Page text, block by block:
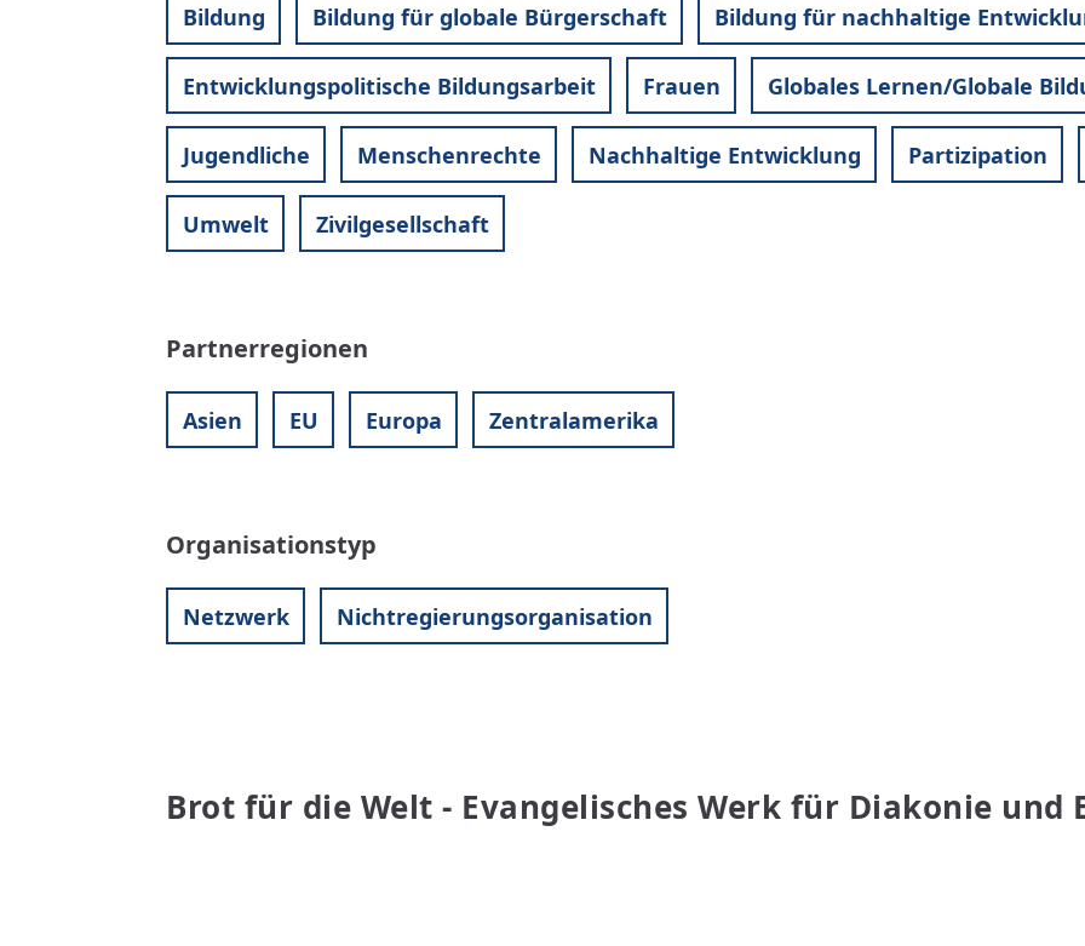
Bildung Bildung für globale Bürgerschaft Bildung für nachhaltige
Entwicklungspolitische Bildungsarbeit Frauen Globales Lernen/Globale
Jugendliche Menschenrechte Nachhaltige Entwicklung Partizipation
Umwelt Zivilgesellschaft
Partnerregionen
Asien EU Europa Zentralamerika
Organisationstyp
Netzwerk Nichtregierungsorganisation
Brot für die Welt - Evangelisches Werk für Diakonie und